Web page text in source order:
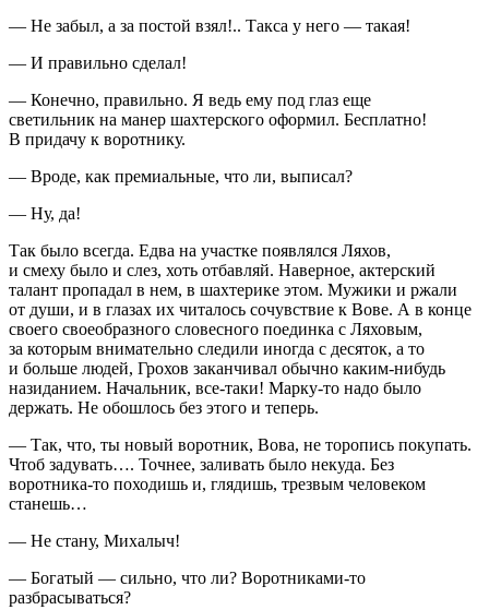
— Не забыл, а за постой взял!.. Такса у него — такая!
— И правильно сделал!
— Конечно, правильно. Я ведь ему под глаз еще
светильник на манер шахтерского оформил. Бесплатно!
В придачу к воротнику.
— Вроде, как премиальные, что ли, выписал?
— Ну, да!
Так было всегда. Едва на участке появлялся Ляхов,
и смеху было и слез, хоть отбавляй. Наверное, актерский
талант пропадал в нем, в шахтерике этом. Мужики и ржали
от души, и в глазах их читалось сочувствие к Вове. А в конце
своего своеобразного словесного поединка с Ляховым,
за которым внимательно следили иногда с десяток, а то
и больше людей, Грохов заканчивал обычно каким-нибудь
назиданием. Начальник, все-таки! Марку-то надо было
держать. Не обошлось без этого и теперь.
— Так, что, ты новый воротник, Вова, не торопись покупать.
Чтоб задувать…. Точнее, заливать было некуда. Без
воротника-то походишь и, глядишь, трезвым человеком
станешь…
— Не стану, Михалыч!
— Богатый — сильно, что ли? Воротниками-то
разбрасываться?